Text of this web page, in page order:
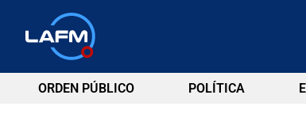
ORDEN PÚBLICO POLÍTICA